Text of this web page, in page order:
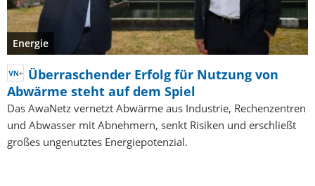
Energie
Überraschender Erfolg für Nutzung von
Abwärme steht auf dem Spiel
Das AwaNetz vernetzt Abwärme aus Industrie, Rechenzentren
und Abwasser mit Abnehmern, senkt Risiken und erschließt
großes ungenutztes Energiepotenzial.